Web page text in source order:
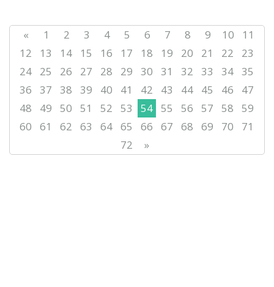
« 1 2 3 4 5 6 7 8 9 10
11
12
13 14 15 16 17 18 19 20 21 22
23
24
25 26 27 28 29 30 31 32 33 34 35
36
37 38 39 40 41 42 43 44 45 46
47
48
49 50 51 52 53 54 55 56 57 58
59
60
61 62 63 64 65 66 67 68 69 70
71
72
»